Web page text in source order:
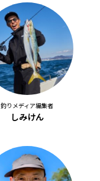
釣りメディア編集者
しみけん